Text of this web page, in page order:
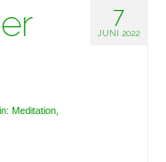
7
JUNI 2022
Meditation